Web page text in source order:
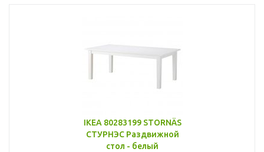
IKEA 80283199 STORNÄS
СТУРНЭС Раздвижной
стол - белый